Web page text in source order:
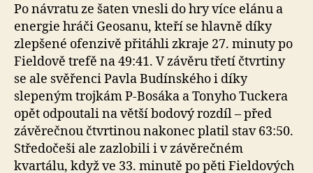
Po návratu ze šaten vnesli do hry více elánu a
energie hráči Geosanu, kteří se hlavně díky
zlepšené ofenzivě přitáhli zkraje 27. minuty po
Fieldově trefě na 49:41. V závěru třetí čtvrtiny
se ale svěřenci Pavla Budínského i díky
slepeným trojkám P-Bosáka a Tonyho Tuckera
opět odpoutali na větší bodový rozdíl – před
závěrečnou čtvrtinou nakonec platil stav 63:50.
Středočeši ale zazlobili i v závěrečném
kvartálu, když ve 33. minutě po pěti Fieldových